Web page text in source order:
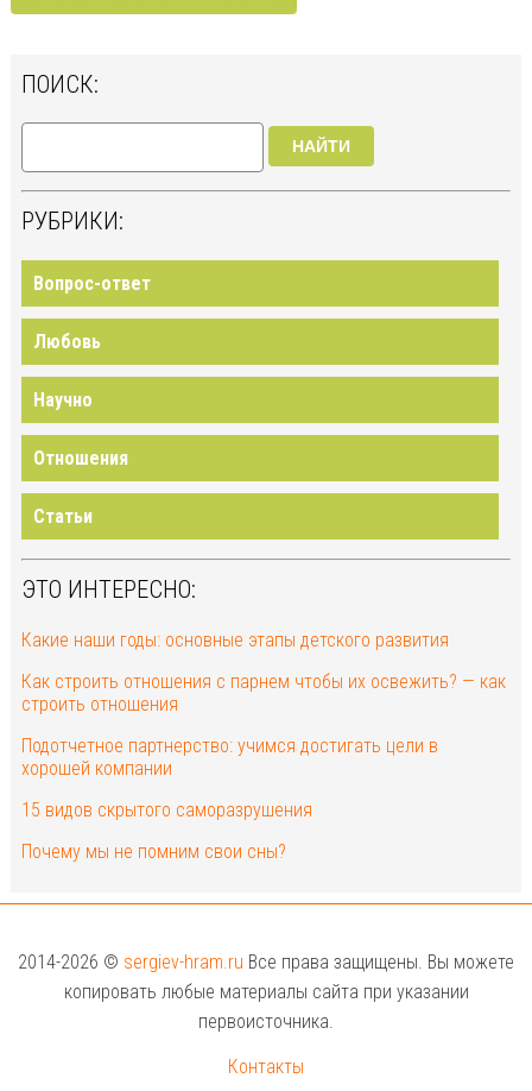
ПОИСК:
НАЙТИ
РУБРИКИ:
Вопрос-ответ
Любовь
Научно
Отношения
Статьи
ЭТО ИНТЕРЕСНО:
Какие наши годы: основные этапы детского развития
Как строить отношения с парнем чтобы их освежить? — как
строить отношения
Подотчетное партнерство: учимся достигать цели в
хорошей компании
15 видов скрытого саморазрушения
Почему мы не помним свои сны?
2014-2026 © sergiev-hram.ru Все права защищены. Вы можете
копировать любые материалы сайта при указании
первоисточника.
Контакты